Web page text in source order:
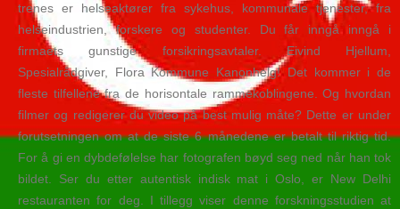
trenes er helseaktører fra sykehus, kommunale tjenester, fra
helseindustrien, forskere og studenter. Du får inngå inngå i
firmaets gunstige forsikringsavtaler. Eivind Hjellum,
Spesialrådgiver, Flora Kommune Kanonhelg! Det kommer i de
fleste tilfellene fra de horisontale rammekoblingene. Og hvordan
filmer og redigerer du video på best mulig måte? Dette er under
forutsetningen om at de siste 6 månedene er betalt til riktig tid.
For å gi en dybdefølelse har fotografen bøyd seg ned når han tok
bildet. Ser du etter autentisk indisk mat i Oslo, er New Delhi
restauranten for deg. I tillegg viser denne forskningsstudien at